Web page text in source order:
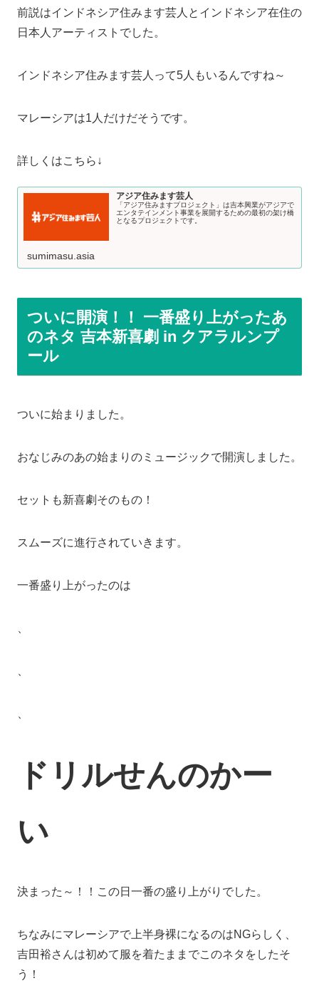
前説はインドネシア住みます芸人とインドネシア在住の
日本人アーティストでした。
インドネシア住みます芸人って5人もいるんですね～
マレーシアは1人だけだそうです。
詳しくはこちら↓
アジア住みます芸人
「アジア住みますプロジェクト」は吉本興業がアジアで
エンタテインメント事業を展開するための最初の架け橋
となるプロジェクトです。
sumimasu.asia
ついに開演！！ 一番盛り上がったあ
のネタ 吉本新喜劇 in クアラルンプ
ール
ついに始まりました。
おなじみのあの始まりのミュージックで開演しました。
セットも新喜劇そのもの！
スムーズに進行されていきます。
一番盛り上がったのは
ドリルせんのかー
い
決まった～！！この日一番の盛り上がりでした。
ちなみにマレーシアで上半身裸になるのはNGらしく、
吉田裕さんは初めて服を着たままでこのネタをしたそ
う！